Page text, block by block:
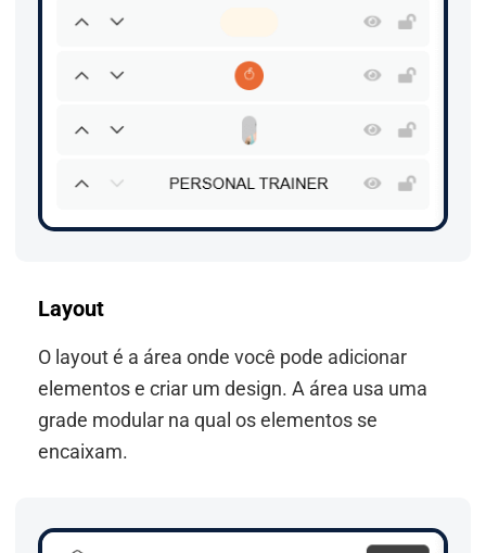
Layout
O layout é a área onde você pode adicionar
elementos e criar um design. A área usa uma
grade modular na qual os elementos se
encaixam.